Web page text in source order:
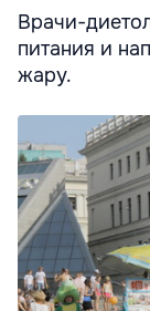
Врачи-
питания и
жару.